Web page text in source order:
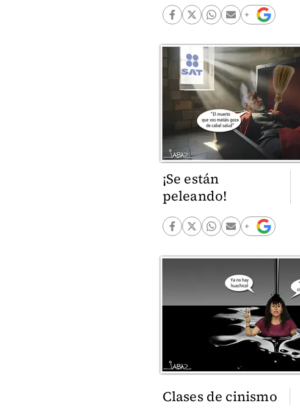
¡Se están
peleando!
Clases de cinismo